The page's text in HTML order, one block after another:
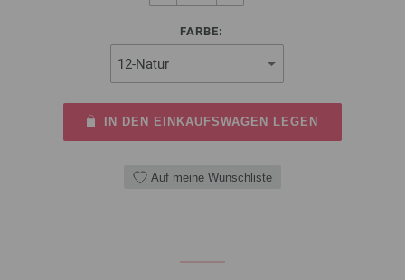
FARBE:
IN DEN EINKAUFSWAGEN LEGEN
Auf meine Wunschliste